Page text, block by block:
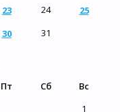
23 24
25
30 31
Пт Сб
Вс
1